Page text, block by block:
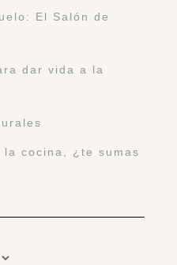
El Salón de
dar vida a la
la cocina, ¿te sumas